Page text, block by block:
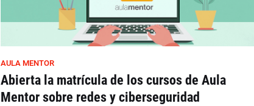
AULA MENTOR
Abierta la matrícula de los cursos de Aula
Mentor sobre redes y ciberseguridad